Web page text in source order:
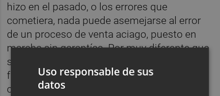
hizo en el pasado, o los errores que
cometiera, nada puede asemejarse al error
de un proceso de venta aciago, puesto en
marcha sin garantías. Por muy diferente que
sea la manera que podamos imaginar el
futuro, todos los que estamos hoy aquí
compartimos por igual la determinación de
Uso responsable de sus
datos